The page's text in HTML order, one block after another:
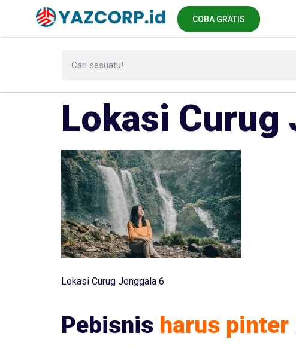
COBA GRATIS
Lokasi Curug
Lokasi Curug Jenggala 6
Pebisnis harus pinter